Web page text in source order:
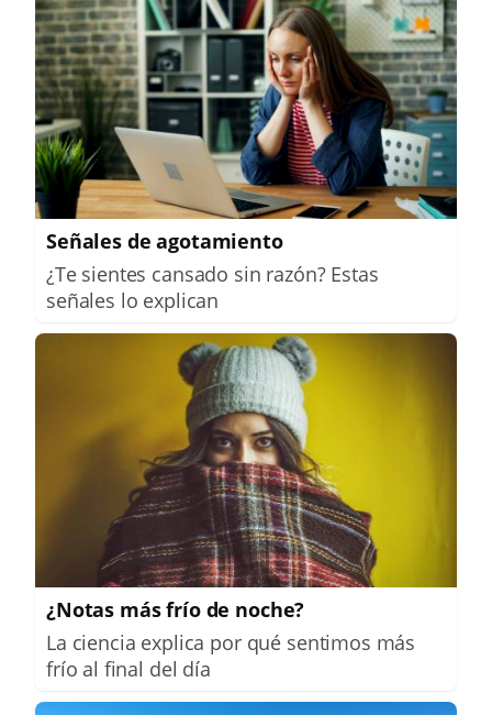
Señales de agotamiento
¿Te sientes cansado sin razón? Estas
señales lo explican
¿Notas más frío de noche?
La ciencia explica por qué sentimos más
frío al final del día